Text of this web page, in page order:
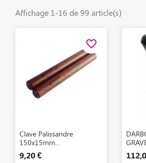
Affichage 1-16 de 99 article(s)
Aperçu rapide
Clave Palissandre
150x15mm...
9,20 €
favorite_border